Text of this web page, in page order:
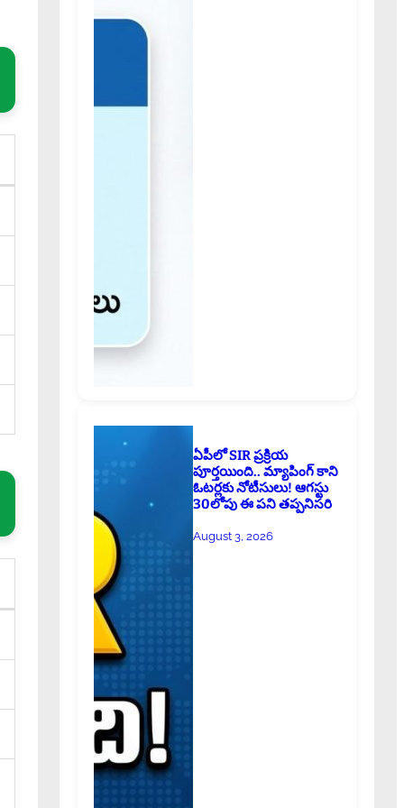
ఏపీలో SIR ప్రక్రియ
పూర్తయింది.. మ్యాపింగ్ కాని
ఓటర్లకు నోటీసులు! ఆగస్టు
30లోపు ఈ పని తప్పనిసరి
August 3, 2026